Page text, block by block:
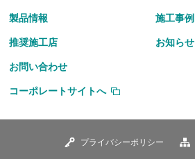
製品情報 施工事例
推奨施工店 お知らせ
お問い合わせ
コーポレートサイトへ
プライバシーポリシー